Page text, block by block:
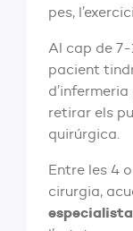
pes,
Al cap de
pacient
retirar els
quirúrgica.
Entre les 4
cirurgia,